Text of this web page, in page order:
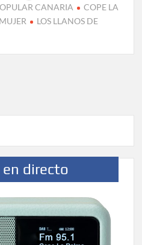
CANARIA
COPE LA
LOS LLANOS DE
en directo